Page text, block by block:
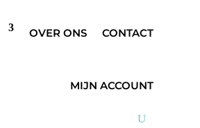
OVER ONS CONTACT
MIJN ACCOUNT